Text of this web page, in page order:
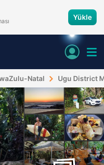
Yükle
Natal Ugu District